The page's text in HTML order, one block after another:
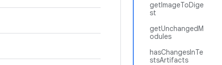
getImageToDige
st
getUnchangedM
odules
hasChangesInTe
stsArtifacts